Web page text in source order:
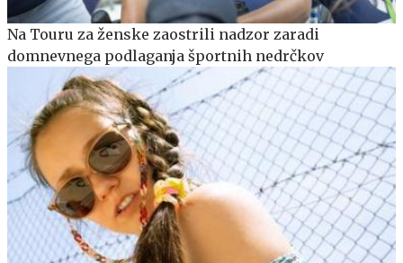
Na Touru za ženske zaostrili nadzor zaradi
domnevnega podlaganja športnih nedrčkov